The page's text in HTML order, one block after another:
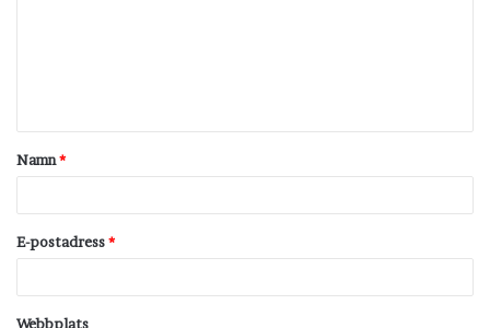
t
a
Namn*
E-postadress*
Webbplats